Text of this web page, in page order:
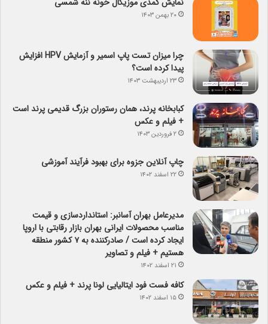
نمایش کمدی موزیکال خونه ننه شمسی
۲۰ بهمن ۱۴۰۳
چرا میزان تست پاپ اسمیر و آزمایش HPV افزایش
پیدا کرده است؟
۲۳ اردیبهشت ۱۴۰۳
کبابخانه پرند، همان رستوران بزرگ قدیمی پرند است
+ فیلم و عکس
۲ فروردین ۱۴۰۳
چاپ آنلاین جزوه برای بهبود فرآیند آموزشی
۲۲ اسفند ۱۴۰۲
مدیرعامل بهران آسانبر: استانداردسازی و قیمت
مناسب محصولات ایرانی بهران بازار رقابتی با اروپا
ایجاد کرده است / صادرکننده به ۷ کشور منطقه
هستیم + فیلم و تصاویر
۲۱ اسفند ۱۴۰۲
کافه فست فود ایتالیایی لونا پرند + فیلم و عکس
۱۵ اسفند ۱۴۰۲